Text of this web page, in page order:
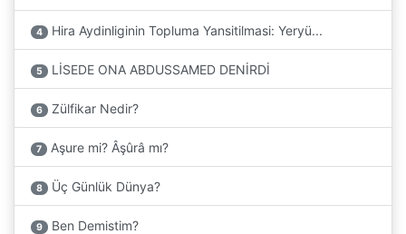
4 Hira Aydinliginin Topluma Yansitilmasi: Yeryü...
5 LİSEDE ONA ABDUSSAMED DENİRDİ
6 Zülfikar Nedir?
7 Aşure mi? Âşûrâ mı?
8 Üç Günlük Dünya?
9 Ben Demistim?